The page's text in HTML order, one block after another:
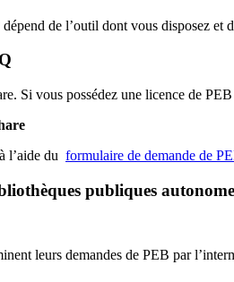
de l’outil dont vous disposez et
Si vous possédez une licence de
l’aide du formulaire de demande de
publiques
leurs demandes de PEB par